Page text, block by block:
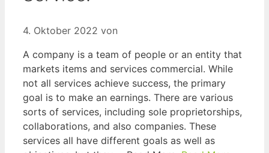
4. Oktober 2022 von
A company is a team of people or an entity that
markets items and services commercial. While
not all services achieve success, the primary
goal is to make an earnings. There are various
sorts of services, including sole proprietorships,
collaborations, and also companies. These
services all have different goals as well as